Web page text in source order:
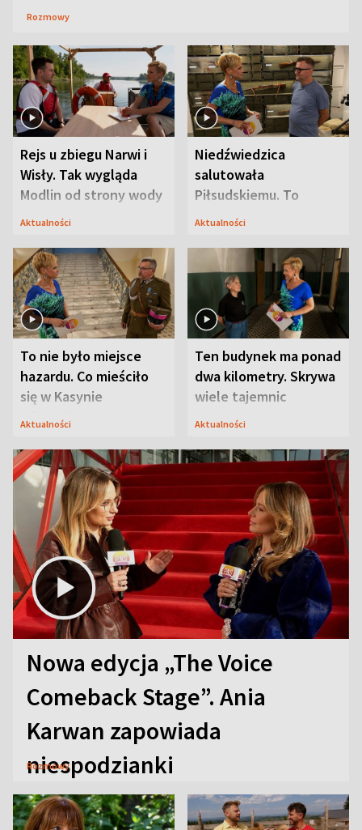
Rozmowy
Rejs u zbiegu Narwi i
Wisły. Tak wygląda
Modlin od strony wody
Aktualności
Niedźwiedzica
salutowała
Piłsudskiemu. To
niejedyna tajemnica
Aktualności
To nie było miejsce
hazardu. Co mieściło
się w Kasynie
Oficerskim?
Aktualności
Ten budynek ma ponad
dwa kilometry. Skrywa
wiele tajemnic
Aktualności
Nowa edycja „The Voice
Comeback Stage”. Ania
Karwan zapowiada
niespodzianki
Rozmowy